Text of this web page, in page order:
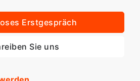
Erstgespräch
Sie uns